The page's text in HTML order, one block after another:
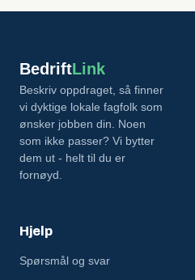
BedriftLink
Beskriv oppdraget, så finner
vi dyktige lokale fagfolk som
ønsker jobben din. Noen
som ikke passer? Vi bytter
dem ut - helt til du er
fornøyd.
Hjelp
Spørsmål og svar